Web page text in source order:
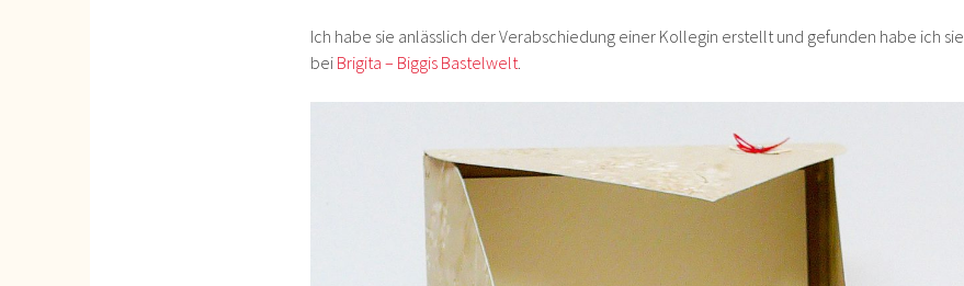
Ich habe sie anlässlich der Verabschiedung einer Kollegin erstellt und gefunden habe ich sie
bei Brigita – Biggis Bastelwelt